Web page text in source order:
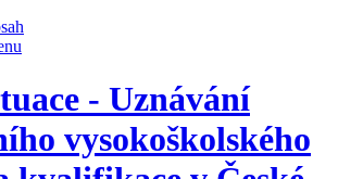
- Uznávání
vysokoškolského